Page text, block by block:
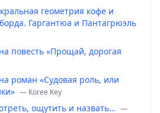
геометрия кофе и
Гаргантюа и Пантагрюэль
повесть «Прощай, дорогая
роман «Судовая роль, или
— Koree Key
ощутить и назвать… —